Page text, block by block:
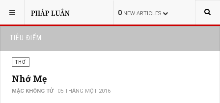
0 NEW ARTICLES
TIÊU ĐIỂM
THƠ
Nhớ Mẹ
MẶC KHÔNG TỬ 05 THÁNG MỘT 2016